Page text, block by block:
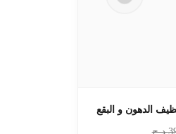
الدهون و البقع
د.ج